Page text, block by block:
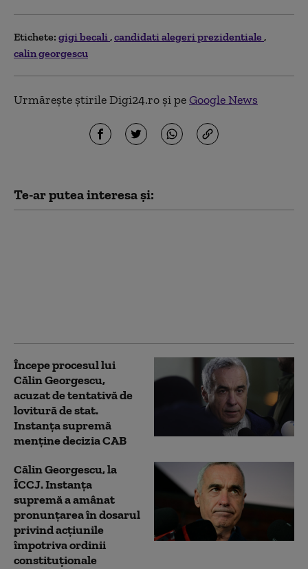
Etichete: gigi becali candidati alegeri prezidentiale
calin georgescu
Urmărește știrile Digi24.ro și peGoogle News
Te-ar putea interesa și:
Începe procesul lui
Călin Georgescu,
acuzat de tentativă de
lovitură de stat.
Instanța supremă
menține decizia CAB
Călin Georgescu, la
ÎCCJ. Instanța
supremă a amânat
pronunțarea în dosarul
privind acțiunile
împotriva ordinii
constituționale